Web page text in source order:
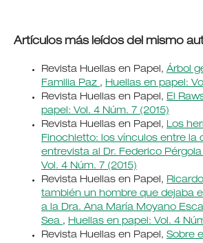
Artículos más leídos del mismo
Revista Huellas en Papel, Árbol
Familia Paz , Huellas en papel:
Revista Huellas en Papel, El
papel: Vol. 4 Núm. 7 (2015)
Revista Huellas en Papel, Los
Finochietto: los vínculos entre la
entrevista al Dr. Federico Pérgola
Vol. 4 Núm. 7 (2015)
Revista Huellas en Papel,
también un hombre que dejaba
a la Dra. Ana María Moyano
Sea , Huellas en papel: Vol. 4
Revista Huellas en Papel, Sobre